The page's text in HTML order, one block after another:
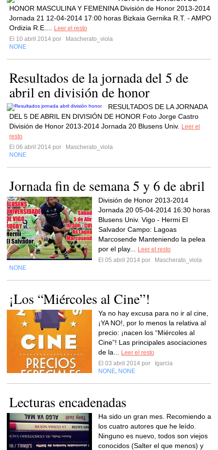
HONOR MASCULINA Y FEMENINA División de Honor 2013-2014
Jornada 21 12-04-2014 17:00 horas Bizkaia Gernika R.T. - AMPO
Ordizia R.E....
Leer el resto
El 10 abril 2014 por
Mascherato_viola
NONE
Resultados de la jornada del 5 de
abril en división de honor
RESULTADOS DE LA JORNADA
DEL 5 DE ABRIL EN DIVISIÓN DE HONOR Foto Jorge Castro
División de Honor 2013-2014 Jornada 20 Blusens Univ.
Leer el
resto
El 06 abril 2014 por
Mascherato_viola
NONE
Jornada fin de semana 5 y 6 de abril
División de Honor 2013-2014
Jornada 20 05-04-2014 16:30 horas
Blusens Univ. Vigo - Hermi El
Salvador Campo: Lagoas
Marcosende Manteniendo la pelea
por el play...
Leer el resto
El 05 abril 2014 por
Mascherato_viola
NONE
¡Los “Miércoles al Cine”!
Ya no hay excusa para no ir al cine,
¡YA NO!, por lo menos la relativa al
precio: ¡nacen los “Miércoles al
Cine”! Las principales asociaciones
de la...
Leer el resto
El 03 abril 2014 por
Igarcia
NONE NONE
Lecturas encadenadas
Ha sido un gran mes. Recomiendo a
los cuatro autores que he leído.
Ninguno es nuevo, todos son viejos
conocidos (Salter el que menos) y